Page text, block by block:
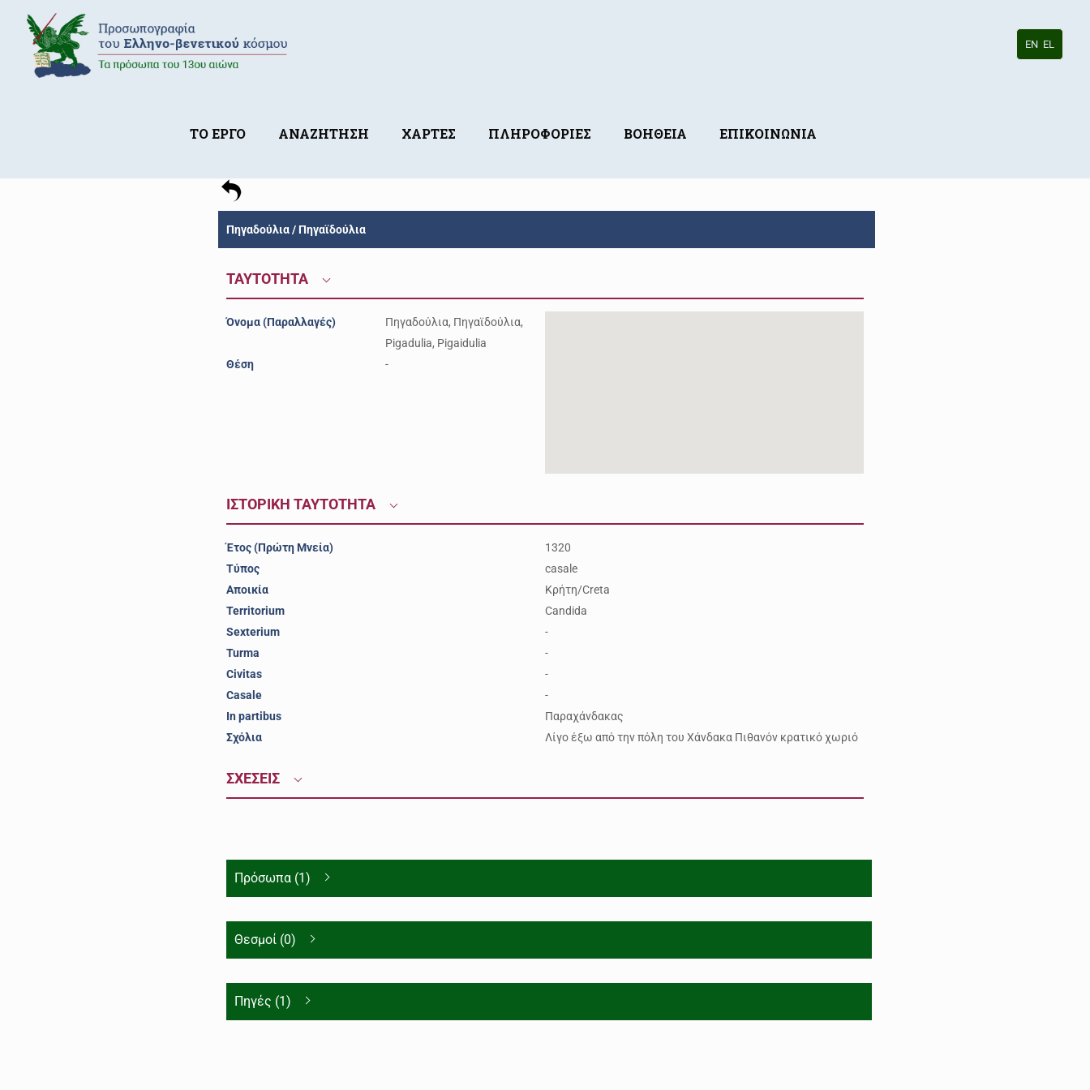
ΤΟ ΕΡΓΟ ΑΝΑΖΗΤΗΣΗ ΧΑΡΤΕΣ ΠΛΗΡΟΦΟΡΙΕΣ ΒΟΗΘΕΙΑ ΕΠΙΚΟΙΝΩΝΙΑ
EN EL
Πηγαδούλια / Πηγαϊδούλια
ΤΑΥΤΟΤΗΤΑ
Όνομα (Παραλλαγές)
Πηγαδούλια, Πηγαϊδούλια,
Pigadulia, Pigaidulia
Θέση
-
ΙΣΤΟΡΙΚΗ ΤΑΥΤΟΤΗΤΑ
Έτος (Πρώτη Μνεία)
1320
Τύπος
casale
Αποικία
Κρήτη/Creta
Territorium
Candida
Sexterium
-
Turma
-
Civitas
-
Casale
-
In partibus
Παραχάνδακας
Σχόλια
Λίγο έξω από την πόλη του Χάνδακα Πιθανόν κρατικό χωριό
ΣΧΕΣΕΙΣ
Πρόσωπα (1)
Θεσμοί (0)
Πηγές (1)